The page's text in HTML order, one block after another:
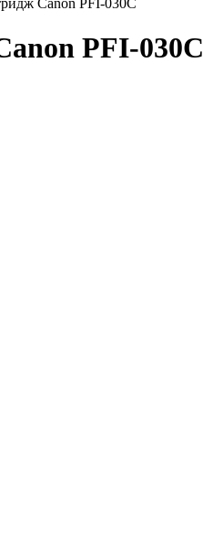
Canon PFI-030C
PFI-030C